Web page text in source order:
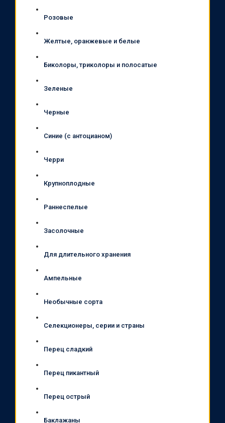
Розовые
Желтые, оранжевые и белые
Биколоры, триколоры и полосатые
Зеленые
Черные
Синие (с антоцианом)
Черри
Крупноплодные
Раннеспелые
Засолочные
Для длительного хранения
Ампельные
Необычные сорта
Селекционеры, серии и страны
Перец сладкий
Перец пикантный
Перец острый
Баклажаны